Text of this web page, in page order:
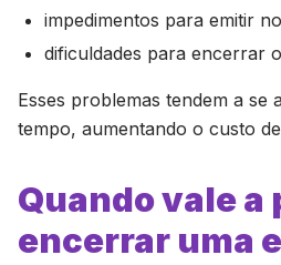
impedimentos para emitir
dificuldades para encerrar
Esses problemas tendem a se
tempo, aumentando o custo
Quando vale a
encerrar uma